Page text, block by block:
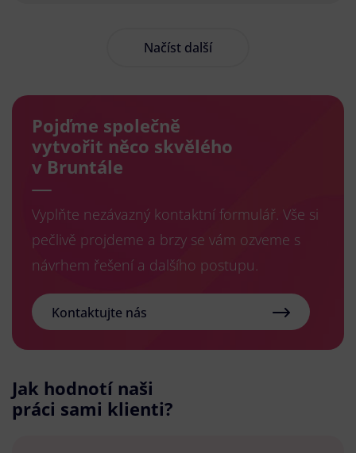
Načíst další
Pojďme společně
vytvořit něco skvělého
v Bruntále
Vyplňte nezávazný kontaktní formulář. Vše si
pečlivě projdeme a brzy se vám ozveme s
návrhem řešení a dalšího postupu.
Kontaktujte nás
Jak hodnotí naši
práci sami klienti?